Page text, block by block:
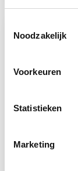
Noodzakelijk
Voorkeuren
Statistieken
Marketing
plaatwerkset